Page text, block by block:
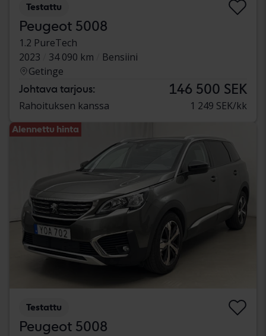
Testattu
Peugeot 5008
1.2 PureTech
2023
34 090 km
Bensiini
Getinge
Johtava tarjous: 146 500 SEK
Rahoituksen kanssa 1 249 SEK/kk
Alennettu hinta
Testattu
Peugeot 5008